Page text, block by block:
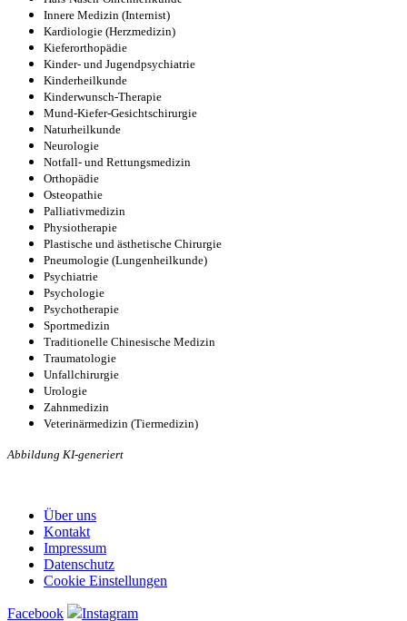
Innere Medizin (Internist)
Kardiologie (Herzmedizin)
Kieferorthopädie
Kinder- und Jugendpsychiatrie
Kinderheilkunde
Kinderwunsch-Therapie
Mund-Kiefer-Gesichtschirurgie
Naturheilkunde
Neurologie
Notfall- und Rettungsmedizin
Orthopädie
Osteopathie
Palliativmedizin
Physiotherapie
Plastische und ästhetische Chirurgie
Pneumologie (Lungenheilkunde)
Psychiatrie
Psychologie
Psychotherapie
Sportmedizin
Traditionelle Chinesische Medizin
Traumatologie
Unfallchirurgie
Urologie
Zahnmedizin
Veterinärmedizin (Tiermedizin)
Abbildung KI-generiert
Über uns
Kontakt
Impressum
Datenschutz
Cookie Einstellungen
Facebook Instagram